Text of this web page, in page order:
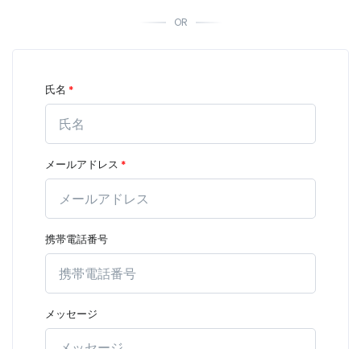
OR
氏名 *
メールアドレス *
携帯電話番号
メッセージ